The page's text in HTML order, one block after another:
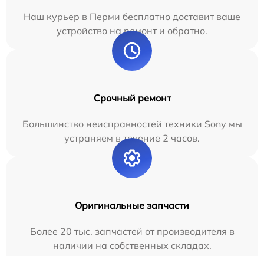
Наш курьер в Перми бесплатно доставит ваше
устройство на ремонт и обратно.
Срочный ремонт
Большинство неисправностей техники Sony мы
устраняем в течение 2 часов.
Оригинальные запчасти
Более 20 тыс. запчастей от производителя в
наличии на собственных складах.